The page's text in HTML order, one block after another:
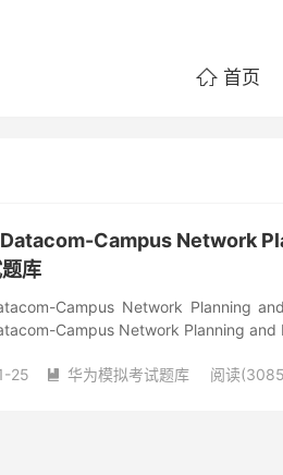
 首页
Campus Network
库
Campus Network Planning
Campus Network Planning and
25  华为模拟考试题库 阅读